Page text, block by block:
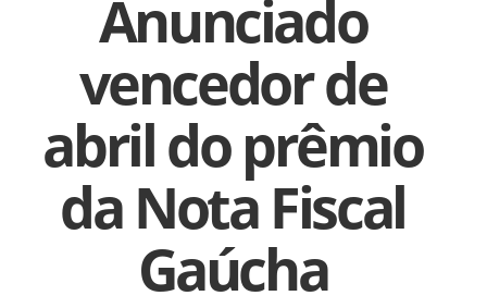
Anunciado
vencedor de
abril do prêmio
da Nota Fiscal
Gaúcha